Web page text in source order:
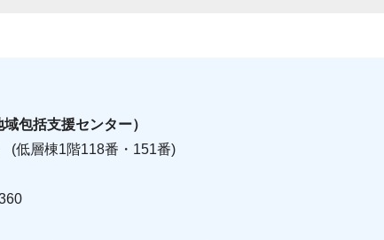
包括支援センター）
低層棟1階118番・151番)